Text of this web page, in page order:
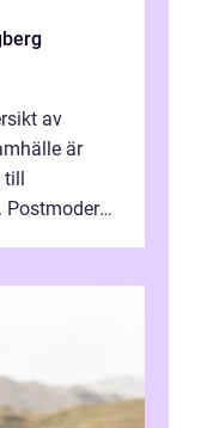
av
är
till
Postmodern